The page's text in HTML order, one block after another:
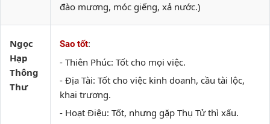
đào mương, móc giếng, xả nước.)
Ngọc
Hạp
Thông
Thư
Sao tốt:
- Thiên Phúc: Tốt cho mọi việc.
- Địa Tài: Tốt cho việc kinh doanh, cầu tài lộc,
khai trương.
- Hoạt Điệu: Tốt, nhưng gặp Thụ Tử thì xấu.